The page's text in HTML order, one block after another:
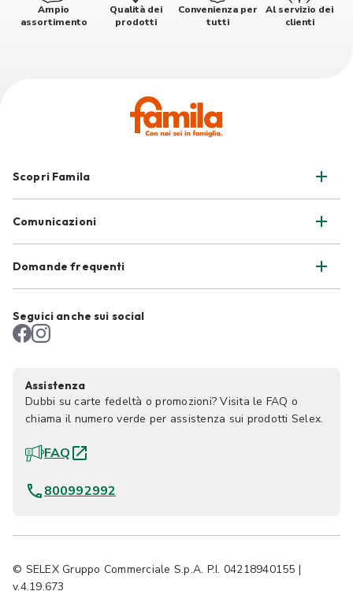
Ampio
assortimento
Qualità dei
prodotti
Convenienza per
tutti
Al servizio dei
clienti
Scopri Famila
Comunicazioni
Domande frequenti
Seguici anche sui social
Assistenza
Dubbi su carte fedeltà o promozioni? Visita le FAQ o
chiama il numero verde per assistenza sui prodotti Selex.
FAQ
800992992
© SELEX Gruppo Commerciale S.p.A. P.I. 04218940155 |
v.4.19.673